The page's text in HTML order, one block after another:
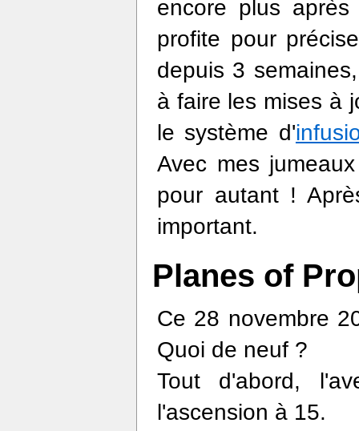
encore plus
profite pour
depuis 3
à faire les mises à
le système d'
Avec mes
pour autant !
important.
Planes of
Ce 28 novembre
Quoi de neuf ?
Tout d'abord,
l'ascension à 15.